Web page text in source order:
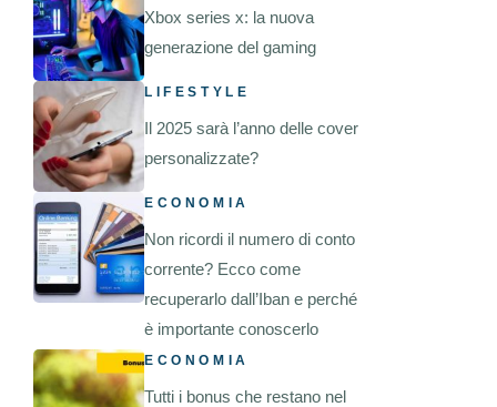
Xbox series x: la nuova
generazione del gaming
LIFESTYLE
Il 2025 sarà l’anno delle cover
personalizzate?
ECONOMIA
Non ricordi il numero di conto
corrente? Ecco come
recuperarlo dall’Iban e perché
è importante conoscerlo
ECONOMIA
Tutti i bonus che restano nel